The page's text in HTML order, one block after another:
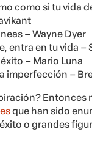
como si tu vida
– Wayne Dyer
entra en tu vida –
– Mario Luna
imperfección –
Entonces
que han sido
o grandes